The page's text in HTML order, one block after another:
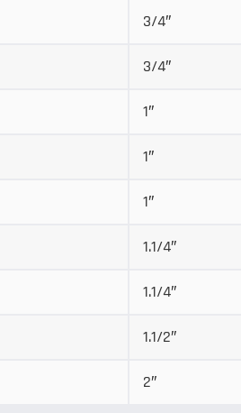
3/4″
3/4″
1″
1″
1″
1.1/4″
1.1/4″
1.1/2″
2″